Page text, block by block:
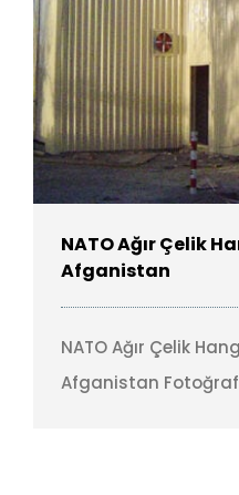
NATO Ağır Çelik
Afganistan
NATO Ağır Çelik
Afganistan Fotoğraf